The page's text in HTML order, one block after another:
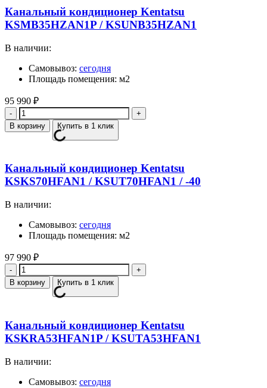
Канальный кондиционер Kentatsu
KSMB35HZAN1P / KSUNB35HZAN1
В наличии:
Самовывоз: сегодня
Площадь помещения: м2
95 990 ₽
Количество
В корзину Купить в 1 клик
Канальный кондиционер Kentatsu
KSKS70HFAN1 / KSUT70HFAN1 / -40
В наличии:
Самовывоз: сегодня
Площадь помещения: м2
97 990 ₽
Количество
В корзину Купить в 1 клик
Канальный кондиционер Kentatsu
KSKRA53HFAN1P / KSUTA53HFAN1
В наличии:
Самовывоз: сегодня